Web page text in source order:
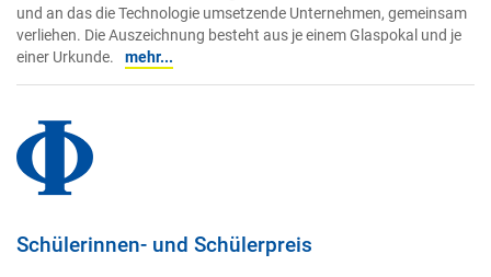
und an das die Technologie umsetzende Unternehmen, gemeinsam
verliehen. Die Auszeichnung besteht aus je einem Glaspokal und je
einer Urkunde.
mehr...
Schülerinnen- und Schülerpreis